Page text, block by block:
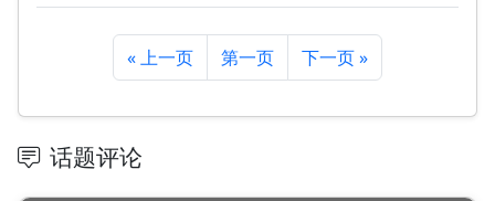
« 上一页 第一页 下一页 »
话题评论